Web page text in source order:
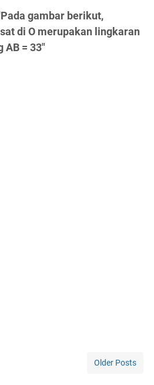
gambar berikut,
di O merupakan lingkaran
AB = 33"
Older Posts